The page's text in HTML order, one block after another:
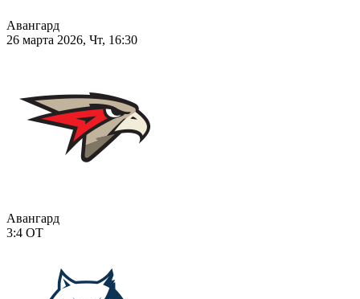
Авангард
26 марта 2026, Чт, 16:30
Авангард
3:4 ОТ